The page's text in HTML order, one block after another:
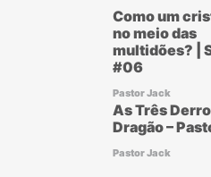
Como um
no meio das
multidões? |
#06
Pastor Jack
As Três
Dragão –
Pastor Jack